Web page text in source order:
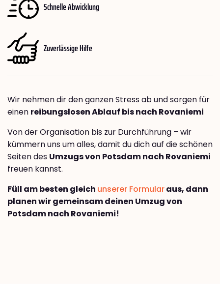
Schnelle Abwicklung
Zuverlässige Hilfe
Wir nehmen dir den ganzen Stress ab und sorgen für
einen reibungslosen Ablauf bis nach Rovaniemi
Von der Organisation bis zur Durchführung – wir
kümmern uns um alles, damit du dich auf die schönen
Seiten des Umzugs von Potsdam nach Rovaniemi
freuen kannst.
Füll am besten gleich unserer Formularaus, dann
planen wir gemeinsam deinen Umzug von
Potsdam nach Rovaniemi!